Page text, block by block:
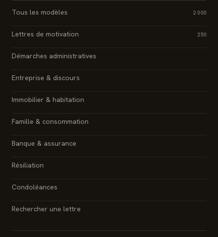
Tous les modèles 2 000
Lettres de motivation 250
Démarches administratives
Entreprise & discours
Immobilier & habitation
Famille & consommation
Banque & assurance
Résiliation
Condoléances
Rechercher une lettre